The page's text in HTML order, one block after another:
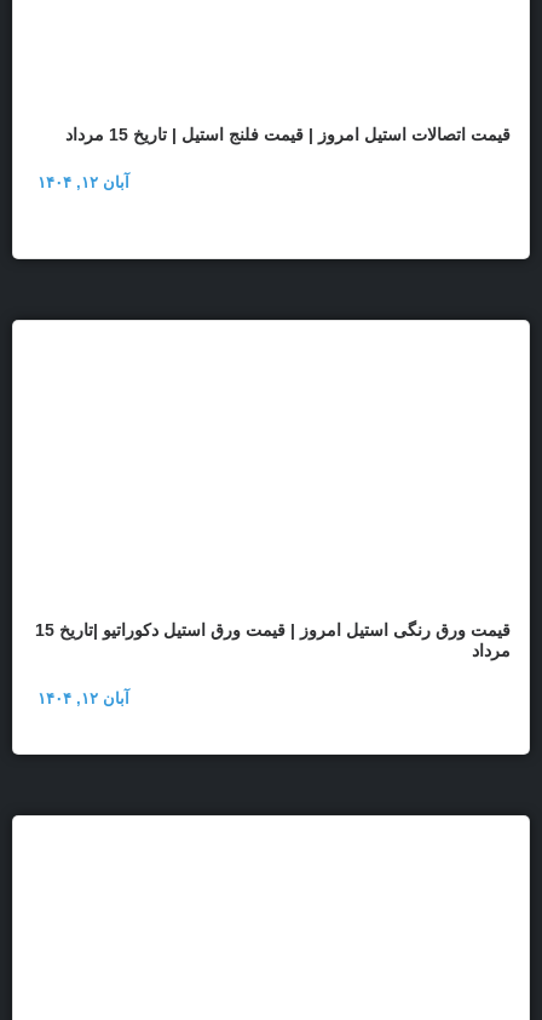
قیمت اتصالات استیل امروز | قیمت فلنج استیل | تاریخ 15 مرداد
آبان ۱۲, ۱۴۰۴
قیمت ورق رنگی استیل امروز | قیمت ورق استیل دکوراتیو |تاریخ 15
مرداد
آبان ۱۲, ۱۴۰۴